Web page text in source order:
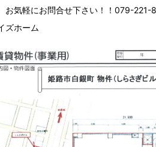
お気軽にお問合せ下さい！！079-
ズホーム